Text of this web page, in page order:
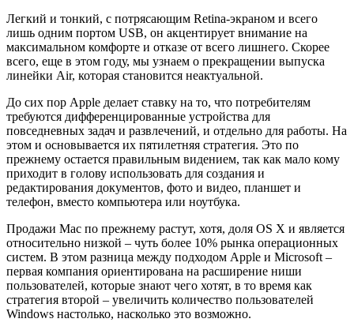
Легкий и тонкий, с потрясающим Retina-экраном и всего
лишь одним портом USB, он акцентирует внимание на
максимальном комфорте и отказе от всего лишнего. Скорее
всего, еще в этом году, мы узнаем о прекращении выпуска
линейки Air, которая становится неактуальной.
До сих пор Apple делает ставку на то, что потребителям
требуются дифференцированные устройства для
повседневных задач и развлечений, и отдельно для работы. На
этом и основывается их пятилетняя стратегия. Это по
прежнему остается правильным видением, так как мало кому
приходит в голову использовать для создания и
редактирования документов, фото и видео, планшет и
телефон, вместо компьютера или ноутбука.
Продажи Mac по прежнему растут, хотя, доля OS X и является
относительно низкой – чуть более 10% рынка операционных
систем. В этом разница между подходом Apple и Microsoft –
первая компания ориентирована на расширение ниши
пользователей, которые знают чего хотят, в то время как
стратегия второй – увеличить количество пользователей
Windows настолько, насколько это возможно.